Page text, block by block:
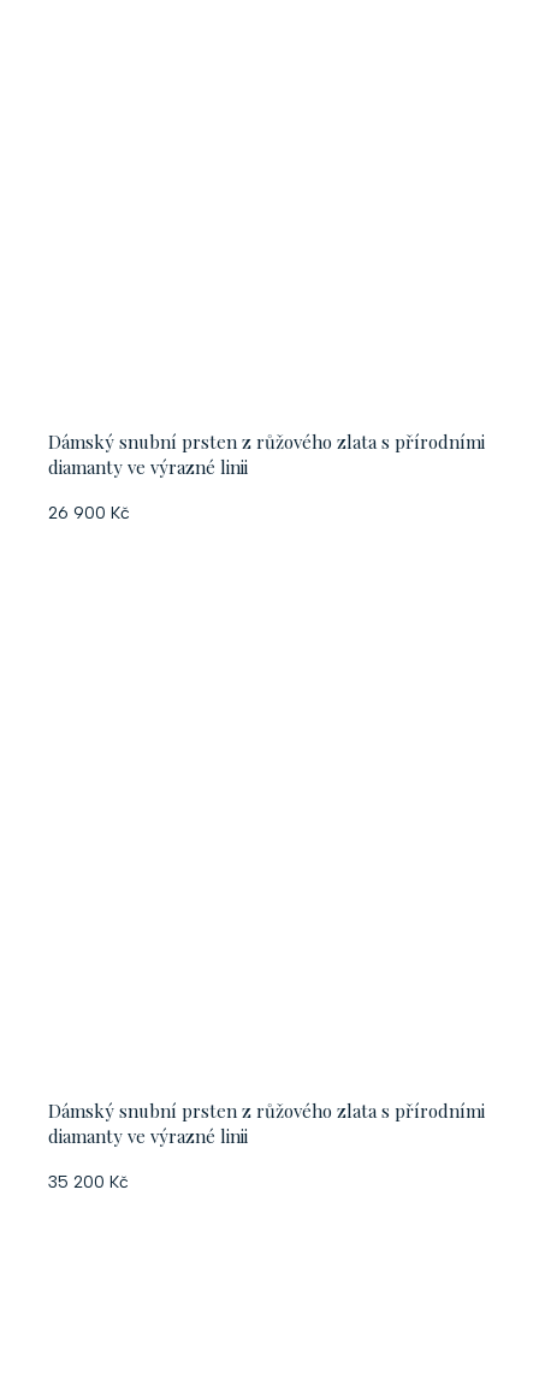
Dámský snubní prsten z růžového zlata s přírodními
diamanty ve výrazné linii
26 900 Kč
Dámský snubní prsten z růžového zlata s přírodními
diamanty ve výrazné linii
35 200 Kč